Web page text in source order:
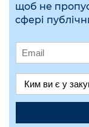
щоб не
сфері